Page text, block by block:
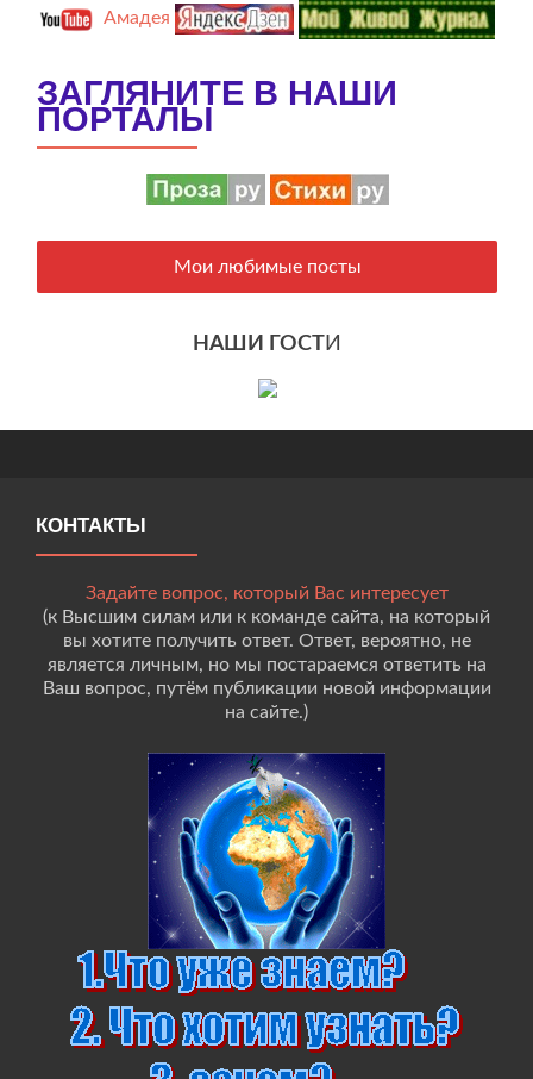
Амадея
ЗАГЛЯНИТЕ В НАШИ
ПОРТАЛЫ
Мои любимые посты
НАШИ ГОСТИ
КОНТАКТЫ
Задайте вопрос, который Вас интересует
(к Высшим силам или к команде сайта, на который
вы хотите получить ответ. Ответ, вероятно, не
является личным, но мы постараемся ответить на
Ваш вопрос, путём публикации новой информации
на сайте.)